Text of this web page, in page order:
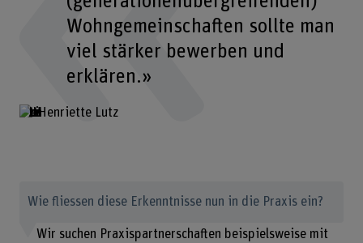
Wohngemeinschaften sollte man
viel stärker bewerben und
erklären.»
Henriette Lutz
Wie fliessen diese Erkenntnisse nun in die Praxis ein?
Wir suchen Praxispartnerschaften beispielsweise mit